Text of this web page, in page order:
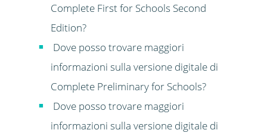
Complete First for Schools Second
Edition?
Dove posso trovare maggiori
informazioni sulla versione digitale di
Complete Preliminary for Schools?
Dove posso trovare maggiori
informazioni sulla versione digitale di